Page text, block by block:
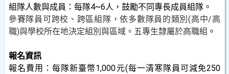
組隊人數與成員：每隊4~6人，鼓勵不同專長成員組隊。
參賽隊員可跨校、跨區組隊，依多數隊員的類別(高中/高
職)與學校所在地決定組別與區域。五專生隸屬於高職組 。
報名資訊
報名費用：每隊新臺幣1,000元(每一清寒隊員可減免250